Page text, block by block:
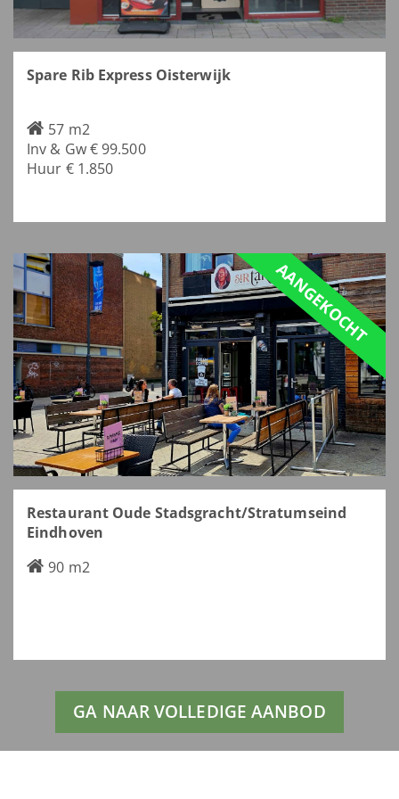
Spare Rib Express Oisterwijk
57 m2
Inv & Gw € 99.500
Huur € 1.850
AANGEKOCHT
Restaurant Oude Stadsgracht/Stratumseind
Eindhoven
90 m2
GA NAAR VOLLEDIGE AANBOD